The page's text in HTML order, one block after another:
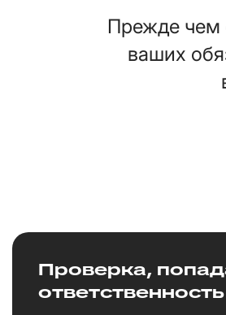
Прежде чем
ваших
Проверка,
ответственность